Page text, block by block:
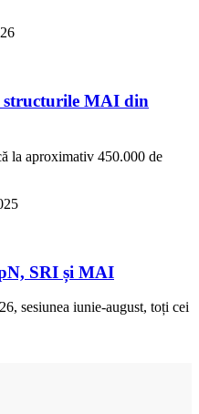
structurile MAI din
la aproximativ 450.000 de
SRI și MAI
sesiunea iunie-august, toți cei